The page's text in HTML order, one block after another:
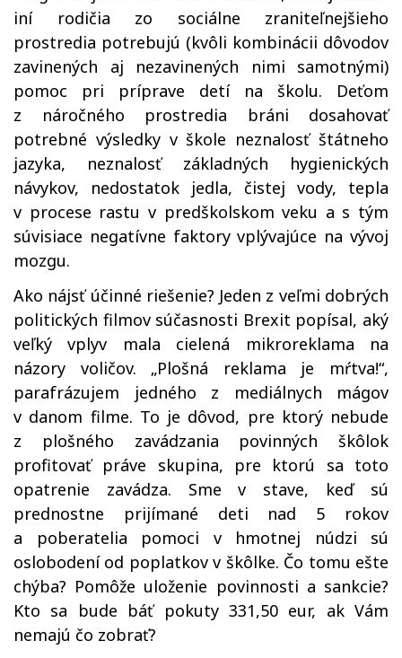
iní rodičia zo sociálne zraniteľnejšieho
prostredia potrebujú (kvôli kombinácii dôvodov
zavinených aj nezavinených nimi samotnými)
pomoc pri príprave detí na školu. Deťom
z náročného prostredia bráni dosahovať
potrebné výsledky v škole neznalosť štátneho
jazyka, neznalosť základných hygienických
návykov, nedostatok jedla, čistej vody, tepla
v procese rastu v predškolskom veku a s tým
súvisiace negatívne faktory vplývajúce na vývoj
mozgu.
Ako nájsť účinné riešenie? Jeden z veľmi dobrých
politických filmov súčasnosti Brexit popísal, aký
veľký vplyv mala cielená mikroreklama na
názory voličov. „Plošná reklama je mŕtva!“,
parafrázujem jedného z mediálnych mágov
v danom filme. To je dôvod, pre ktorý nebude
z plošného zavádzania povinných škôlok
profitovať práve skupina, pre ktorú sa toto
opatrenie zavádza. Sme v stave, keď sú
prednostne prijímané deti nad 5 rokov
a poberatelia pomoci v hmotnej núdzi sú
oslobodení od poplatkov v škôlke. Čo tomu ešte
chýba? Pomôže uloženie povinnosti a sankcie?
Kto sa bude báť pokuty 331,50 eur, ak Vám
nemajú čo zobrať?